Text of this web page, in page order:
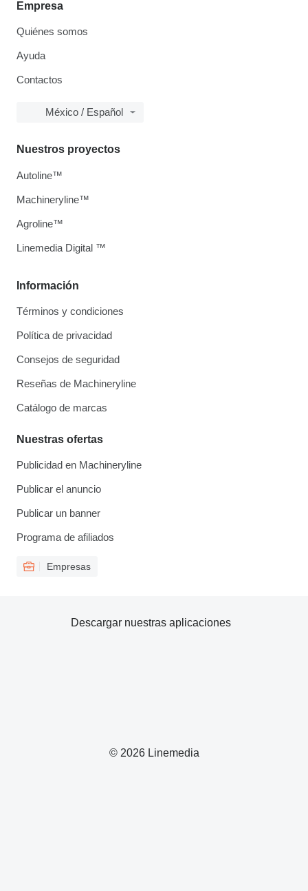
Empresa
Quiénes somos
Ayuda
Contactos
México / Español
Información
Términos y condiciones
Política de privacidad
Consejos de seguridad
Reseñas de Machineryline
Catálogo de marcas
Nuestras ofertas
Publicidad en Machineryline
Publicar el anuncio
Publicar un banner
Programa de afiliados
Empresas
Nuestros proyectos
Autoline™
Machineryline™
Agroline™
Linemedia Digital ™
© 2026 Linemedia
Descargar nuestras aplicaciones